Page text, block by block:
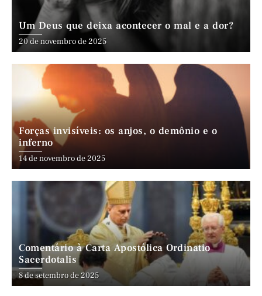
Um Deus que deixa acontecer o mal e a dor?
20 de novembro de 2025
Forças invisíveis: os anjos, o demônio e o
inferno
14 de novembro de 2025
Comentário à Carta Apostólica Ordinatio
Sacerdotalis
8 de setembro de 2025